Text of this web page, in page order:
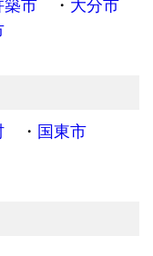
築市
大分市
国東市